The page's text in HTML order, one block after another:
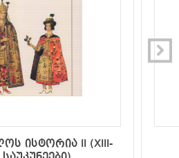
ისტორია II (XIII-